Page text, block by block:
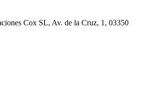
Cox SL, Av. de la Cruz, 1, 03350